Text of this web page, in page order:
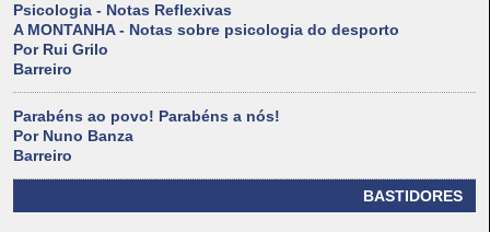
Psicologia - Notas Reflexivas
A MONTANHA - Notas sobre psicologia do desporto
Por Rui Grilo
Barreiro
Parabéns ao povo! Parabéns a nós!
Por Nuno Banza
Barreiro
BASTIDORES